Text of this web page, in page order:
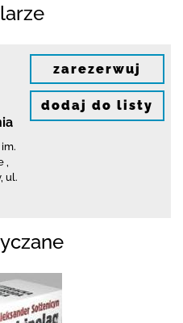
ul.
zarezerwuj
dodaj do listy